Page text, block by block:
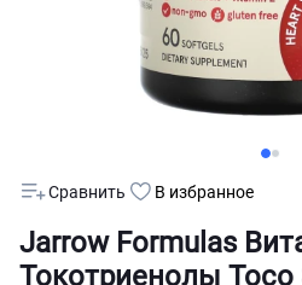
Jarrow Formulas
Токотриенолы Toco
Сравнить В избранное